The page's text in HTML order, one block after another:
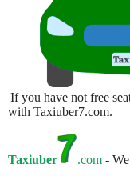
If you have not free
with Taxiuber7.com.
Taxiuber .com -